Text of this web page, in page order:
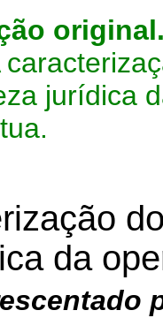
jurídica
da